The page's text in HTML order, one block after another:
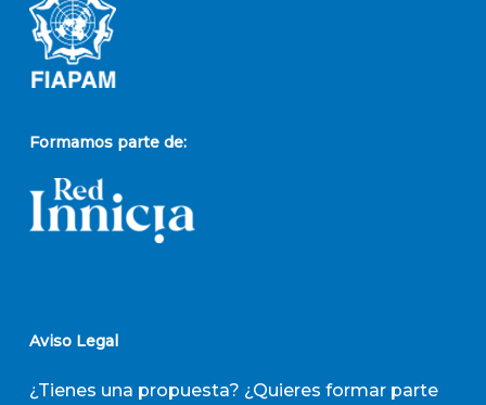
Formamos parte de:
Aviso Legal
¿Tienes una propuesta? ¿Quieres formar parte